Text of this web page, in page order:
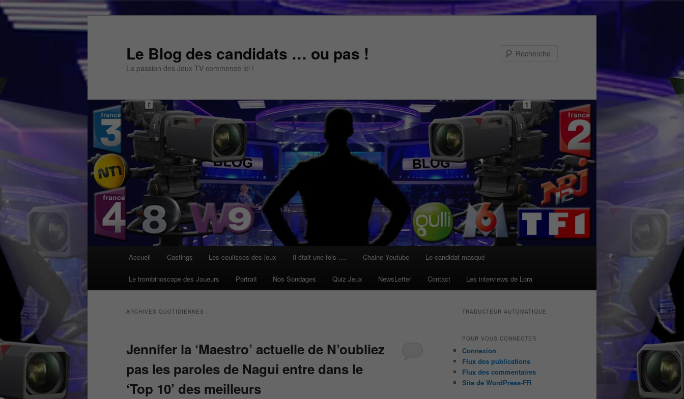
Aller
Aller
Le Blog des candidats … ou pas !
La passion des Jeux TV commence ici !
Accueil Castings Les coulisses des jeux Il était une fois …. Chaine Youtube Le candidat masqué
Le trombinoscope des Joueurs Portrait Nos Sondages Quiz Jeux NewsLetter Contact Les interviews de Lora
ARCHIVES QUOTIDIENNES :
Jennifer la ‘Maestro’ actuelle de N’oubliez
pas les paroles de Nagui entre dans le
‘Top 10’ des meilleurs
TRADUCTEUR AUTOMATIQUE
POUR VOUS CONNECTER
Connexion
Flux des publications
Flux des commentaires
Site de WordPress-FR